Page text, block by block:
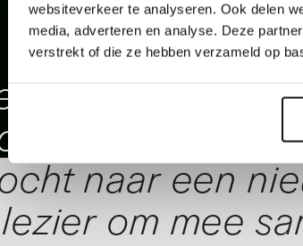
websiteverkeer te analyseren. Ook delen
media, adverteren en analyse. Deze
verstrekt of die ze hebben verzameld op
bij
je verder te
naar een
om mee